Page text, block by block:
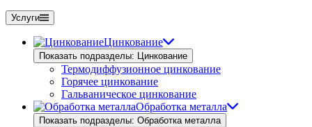
Услуги
Цинкование
Показать подразделы: Цинкование
Термодиффузионное цинкование
Горячее цинкование
Гальваническое цинкование
Обработка металла
Показать подразделы: Обработка металла